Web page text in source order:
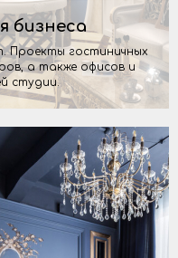
бизнеса
Проекты гостиничных
а также офисов и
студии.